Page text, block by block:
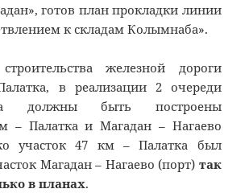
готов план прокладки линии
к складам Колымнаба».
железной дороги
в реализации 2 очереди
должны быть построены
– Палатка и Магадан – Нагаево
участок 47 км – Палатка был
Магадан – Нагаево (порт) так
в планах.